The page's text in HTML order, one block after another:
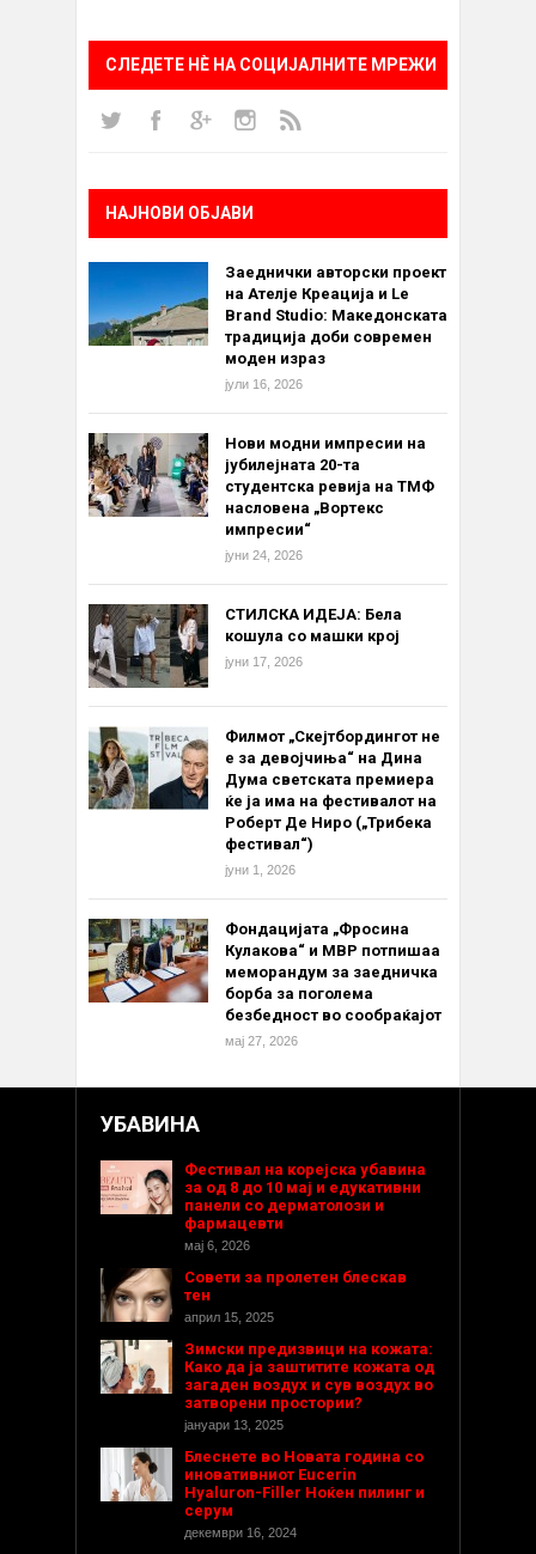
СЛЕДЕТЕ НÈ НА СОЦИЈАЛНИТЕ МРЕЖИ
НАЈНОВИ ОБЈАВИ
Заеднички авторски проект
на Ателје Креација и Le
Brand Studio: Македонската
традиција доби современ
моден израз
јули 16, 2026
Нови модни импресии на
јубилејната 20-та
студентска ревија на ТМФ
насловена „Вортекс
импресии“
јуни 24, 2026
СТИЛСКА ИДЕЈА: Бела
кошула со машки крој
јуни 17, 2026
Филмот „Скејтбордингот не
е за девојчиња“ на Дина
Дума светската премиера
ќе ја има на фестивалот на
Роберт Де Ниро („Трибека
фестивал“)
јуни 1, 2026
Фондацијата „Фросина
Кулакова“ и МВР потпишаа
меморандум за заедничка
борба за поголема
безбедност во сообраќајот
мај 27, 2026
УБАВИНА
Фестивал на корејска убавина
за од 8 до 10 мај и едукативни
панели со дерматолози и
фармацевти
мај 6, 2026
Совети за пролетен блескав
тен
април 15, 2025
Зимски предизвици на кожата:
Како да ја заштитите кожата од
загаден воздух и сув воздух во
затворени простории?
јануари 13, 2025
Блеснете во Новата година со
иновативниот Eucerin
Hyaluron-Filler Ноќен пилинг и
серум
декември 16, 2024